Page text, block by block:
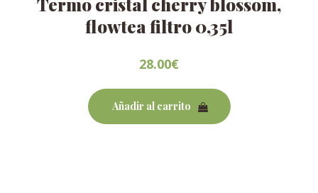
flowtea filtro 0,35l
28.00€
Añadir al carrito